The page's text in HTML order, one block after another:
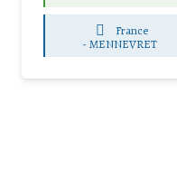
France
-MENNEVRET